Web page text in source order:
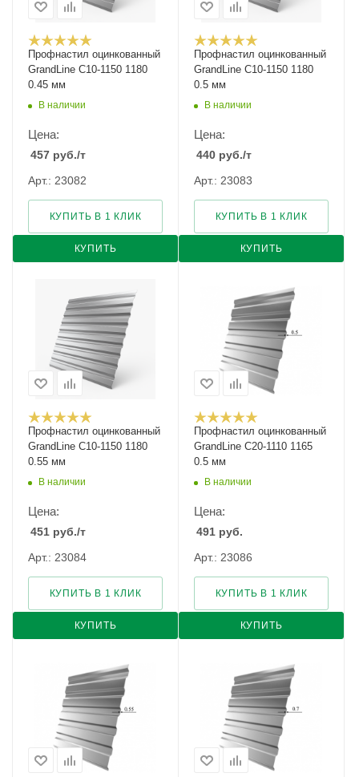
Профнастил оцинкованный
GrandLine С10-1150 1180
0.45 мм
В наличии
Цена:
457 руб./т
Арт.: 23082
КУПИТЬ
КУПИТЬ В 1 КЛИК
Профнастил оцинкованный
GrandLine С10-1150 1180
0.5 мм
В наличии
Цена:
440 руб./т
Арт.: 23083
КУПИТЬ
КУПИТЬ В 1 КЛИК
Профнастил оцинкованный
GrandLine С10-1150 1180
0.55 мм
В наличии
Цена:
451 руб./т
Арт.: 23084
КУПИТЬ
КУПИТЬ В 1 КЛИК
Профнастил оцинкованный
GrandLine С20-1110 1165
0.5 мм
В наличии
Цена:
491 руб.
Арт.: 23086
КУПИТЬ
КУПИТЬ В 1 КЛИК